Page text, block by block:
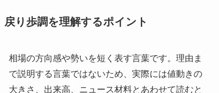
戻り歩調を理解するポイント
相場の方向感や勢いを短く表す言葉です。理由ま
で説明する言葉ではないため、実際には値動きの
大きさ、出来高、ニュース材料とあわせて読むと